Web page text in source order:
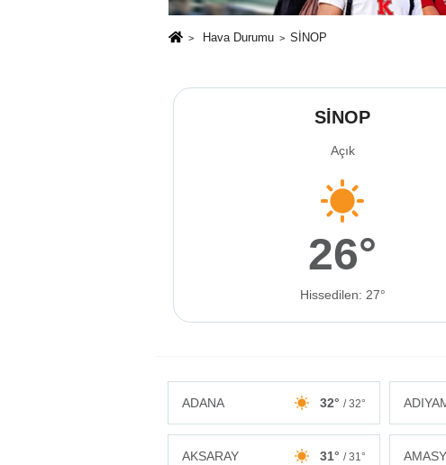
Hava Durumu SİNOP
SİNOP
Açık
26°
Hissedilen: 27°
ADANA 32° / 32°
AKSARAY 31° / 31°